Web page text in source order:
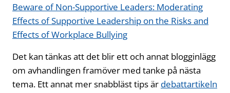
Beware of Non-Supportive Leaders: Moderating
Effects of Supportive Leadership on the Risks and
Effects of Workplace Bullying
Det kan tänkas att det blir ett och annat blogginlägg
om avhandlingen framöver med tanke på nästa
tema. Ett annat mer snabbläst tips är debattartikeln